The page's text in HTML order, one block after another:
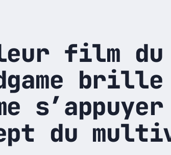
film du
brille
du